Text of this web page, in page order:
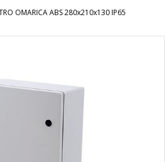
OMARICA ABS 280x210x130 IP65